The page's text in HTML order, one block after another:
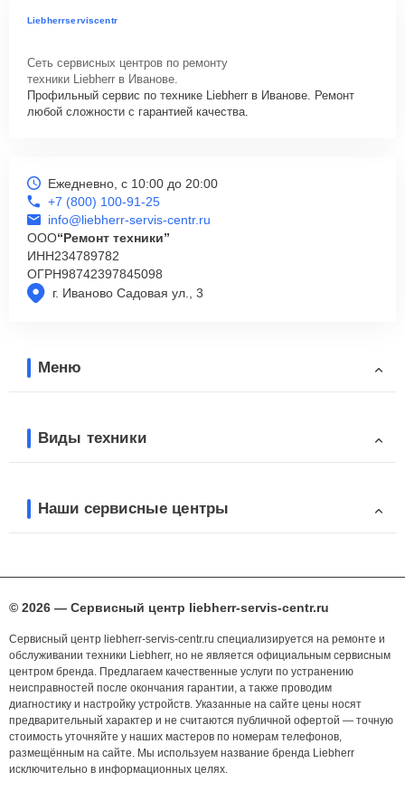
Liebherrserviscentr
Сеть сервисных центров по ремонту
техники Liebherr в Иванове.
Профильный сервис по технике Liebherr в Иванове. Ремонт
любой сложности с гарантией качества.
г. Иваново Садовая ул., 3
Ежедневно, с 10:00 до 20:00
+7 (800) 100-91-25
info@liebherr-servis-centr.ru
ООО“Ремонт техники”
ИНН234789782
ОГРН98742397845098
Меню
Виды техники
Наши сервисные центры
© 2026 — Сервисный центр liebherr-servis-centr.ru
Сервисный центр liebherr-servis-centr.ru специализируется на ремонте и
обслуживании техники Liebherr, но не является официальным сервисным
центром бренда. Предлагаем качественные услуги по устранению
неисправностей после окончания гарантии, а также проводим
диагностику и настройку устройств. Указанные на сайте цены носят
предварительный характер и не считаются публичной офертой — точную
стоимость уточняйте у наших мастеров по номерам телефонов,
размещённым на сайте. Мы используем название бренда Liebherr
исключительно в информационных целях.